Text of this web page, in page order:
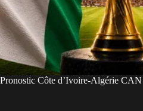
Pronostic Côte d’Ivoire-Algérie